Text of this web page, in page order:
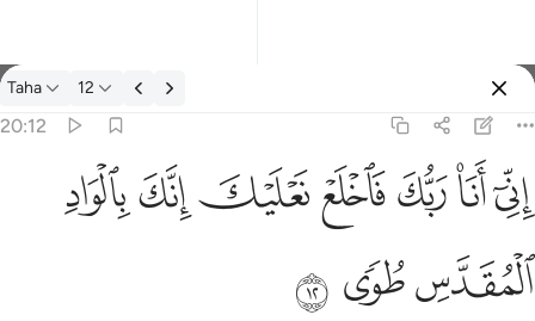
Tafsir: Taha 20:12
Taha 12
20:12
اني انا ربك فاخلع نعليك انك بالواد المقدس طوى ١٢
إِنِّىٓ أَنَا۠ رَبُّكَ فَٱخْلَعْ نَعْلَيْكَ ۖ إِنَّكَ بِٱلْوَادِ ٱلْمُقَدَّسِ طُوًۭى ١٢
ﲺﲻﲼﲽﲾﲿﳀ
ﳁﳂ ﳃ